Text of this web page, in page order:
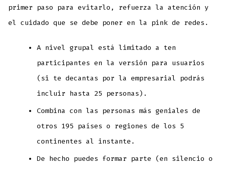
primer paso para evitarlo, refuerza la atención y
el cuidado que se debe poner en la pink de redes.
A nivel grupal está limitado a ten
participantes en la versión para usuarios
(si te decantas por la empresarial podrás
incluir hasta 25 personas).
Combina con las personas más geniales de
otros 195 países o regiones de los 5
continentes al instante.
De hecho puedes formar parte (en silencio o